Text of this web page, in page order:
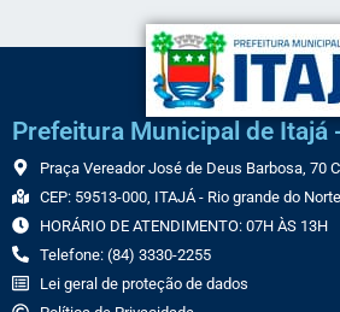
Prefeitura Municipal de Itajá
Praça Vereador José de Deus Barbosa, 70
CEP: 59513-000, ITAJÁ - Rio grande do Norte
HORÁRIO DE ATENDIMENTO: 07H ÀS 13H
Telefone: (84) 3330-2255
Lei geral de proteção de dados